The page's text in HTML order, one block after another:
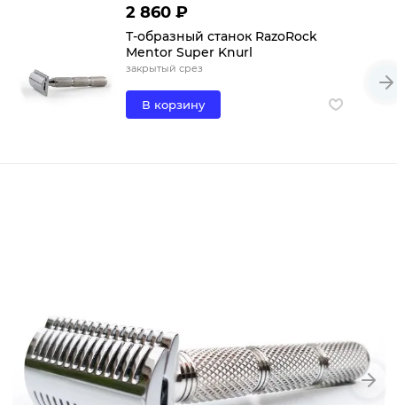
2 860 ₽
Т-образный станок RazoRock
Mentor Super Knurl
закрытый срез
В корзину